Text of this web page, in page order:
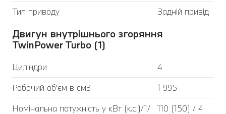
Тип приводу
Задній привід
Двигун внутрішнього згоряння
TwinPower Turbo (1)
Циліндри
4
Робочий об'єм в см3
1 995
Номінальна потужність у кВт (к.с.)/1/
110 (150) / 4